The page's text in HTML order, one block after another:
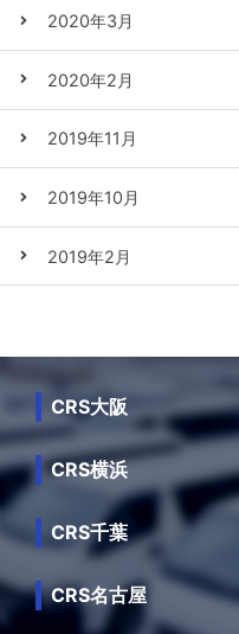
2020年3月
2020年2月
2019年11月
2019年10月
2019年2月
CRS大阪
CRS横浜
CRS千葉
CRS名古屋